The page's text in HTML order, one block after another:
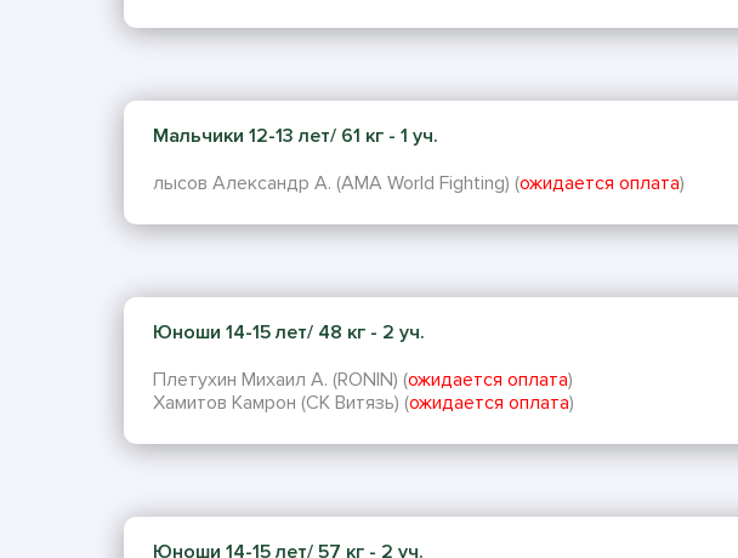
Мальчики 12-13 лет/ 61 кг - 1 уч.
лысов Александр А. (AMA World Fighting) (ожидается оплата)
Юноши 14-15 лет/ 48 кг - 2 уч.
Плетухин Михаил А. (RONIN) (ожидается оплата)
Хамитов Камрон (СК Витязь) (ожидается оплата)
Юноши 14-15 лет/ 57 кг - 2 уч.